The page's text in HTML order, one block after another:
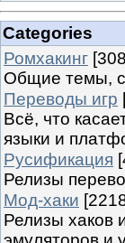
Categories
Ромхакинг
Общие темы,
Переводы игр
Всё, что
языки и
Русификация
Релизы
Мод-хаки
Релизы хаков